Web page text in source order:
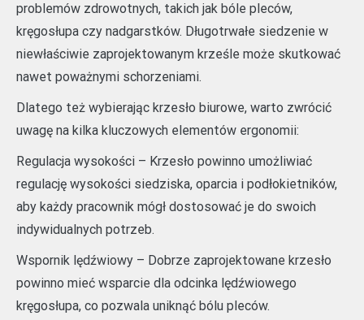
problemów zdrowotnych, takich jak bóle pleców,
kręgosłupa czy nadgarstków. Długotrwałe siedzenie w
niewłaściwie zaprojektowanym krześle może skutkować
nawet poważnymi schorzeniami.
Dlatego też wybierając krzesło biurowe, warto zwrócić
uwagę na kilka kluczowych elementów ergonomii:
Regulacja wysokości – Krzesło powinno umożliwiać
regulację wysokości siedziska, oparcia i podłokietników,
aby każdy pracownik mógł dostosować je do swoich
indywidualnych potrzeb.
Wspornik lędźwiowy – Dobrze zaprojektowane krzesło
powinno mieć wsparcie dla odcinka lędźwiowego
kręgosłupa, co pozwala uniknąć bólu pleców.